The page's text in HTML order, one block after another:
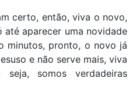
certo, então, viva o novo,
até aparecer uma novidade
minutos, pronto, o novo já
e não serve mais, viva
somos verdadeiras